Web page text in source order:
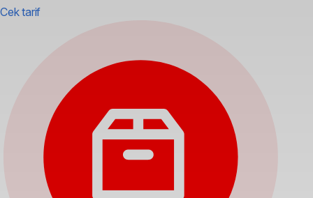
Cek tarif